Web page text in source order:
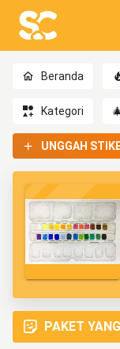
Beranda
Kategori
UNGGAH
PAKET